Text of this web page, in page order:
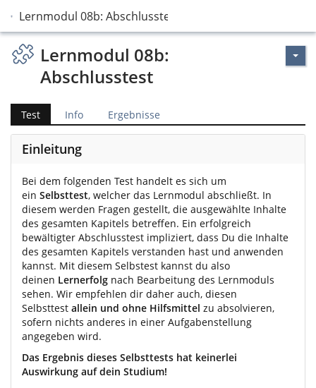
Lernmodul 08b: Abschlusstest
Lernmodul 08b:
Abschlusstest
Test Info Ergebnisse
Einleitung
Bei dem folgenden Test handelt es sich um
ein Selbsttest, welcher das Lernmodul abschließt. In
diesem werden Fragen gestellt, die ausgewählte Inhalte
des gesamten Kapitels betreffen. Ein erfolgreich
bewältigter Abschlusstest impliziert, dass Du die Inhalte
des gesamten Kapitels verstanden hast und anwenden
kannst. Mit diesem Selbstest kannst du also
deinen Lernerfolg nach Bearbeitung des Lernmoduls
sehen. Wir empfehlen dir daher auch, diesen
Selbsttest allein und ohne Hilfsmittel zu absolvieren,
sofern nichts anderes in einer Aufgabenstellung
angegeben wird.
Das Ergebnis dieses Selbsttests hat keinerlei
Auswirkung auf dein Studium!